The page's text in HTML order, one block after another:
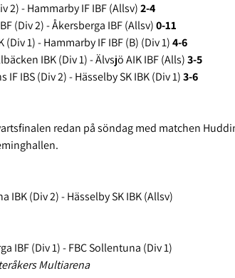
2) - Hammarby IF IBF (Allsv)2-4
(Div 2) - Åkersberga IBF (Allsv)0-11
1) - Hammarby IF IBF (B) (Div 1)4-6
IBK (Div 1) - Älvsjö AIK IBF (Alls)3-5
IBS (Div 2) - Hässelby SK IBK (Div 1)3-6
redan på söndag med matchen
IBK (Div 2) - Hässelby SK IBK (Allsv)
IBF (Div 1) - FBC Sollentuna (Div 1)
Multiarena